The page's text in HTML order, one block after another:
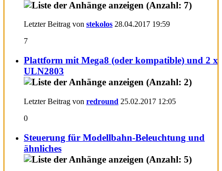
Letzter Beitrag von stekolos 28.04.2017 19:59
7
Plattform mit Mega8 (oder kompatible) und 2 x
ULN2803
Letzter Beitrag von redround 25.02.2017 12:05
0
Steuerung für Modellbahn-Beleuchtung und
ähnliches